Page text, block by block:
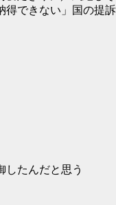
得できない」国の提訴
したんだと思う